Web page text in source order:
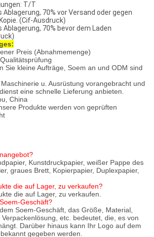
T/T
70% vor Versand oder gegen
(Cif-Ausdruck)
70% bevor dem Laden
Preis (Abnahmemenge)
Sie kleine Aufträge, Soem an und ODM sind
u. Ausrüstung vorangebracht und
eine schnelle Lieferung anbieten.
China
Produkte werden von geprüften
Kunstdruckpapier, weißer Pappe des
graues Brett, Kopierpapier, Duplexpapier,
die auf Lager, zu verkaufen?
die auf Lager, zu verkaufen.
Geschäft?
Soem-Geschäft, das Größe, Material,
etc. bedeutet, die, es von
Darüber hinaus kann Ihr Logo auf dem
gegeben werden.